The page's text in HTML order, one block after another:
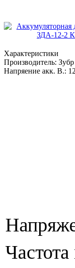
Характеристики
Производитель: Зубр
Напряение акк. В.: 12